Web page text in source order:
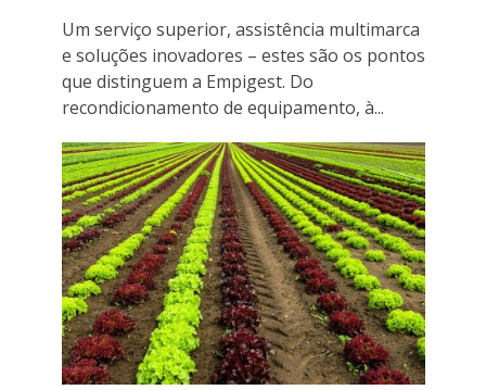
Um serviço superior, assistência multimarca
e soluções inovadores – estes são os pontos
que distinguem a Empigest. Do
recondicionamento de equipamento, à...